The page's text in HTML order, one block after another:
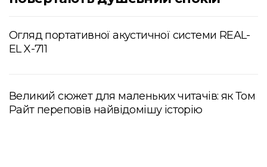
Огляд портативної акустичної системи REAL-
EL X-711
Великий сюжет для маленьких читачів: як Том
Райт переповів найвідомішу історію